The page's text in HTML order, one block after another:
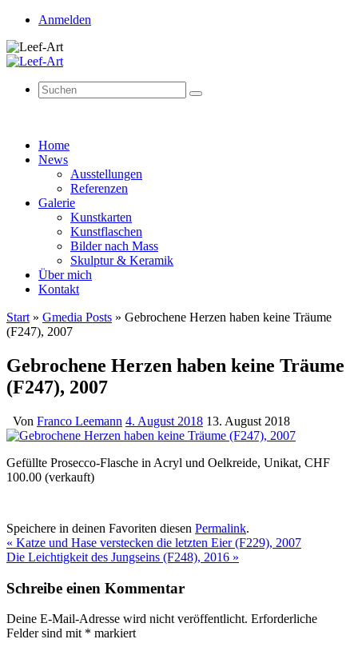
Anmelden
Suchen
nach:
Suchen
Zum
Inhalt
Home
News
Ausstellungen
Referenzen
Galerie
Kunstkarten
Kunstflaschen
Bilder nach Mass
Skulptur & Keramik
Über mich
Kontakt
Start » Gmedia Posts » Gebrochene Herzen haben keine Träume
(F247), 2007
Gebrochene Herzen haben keine Träume
(F247), 2007
Von Franco Leemann 4. August 2018 13. August 2018
Gefüllte Prosecco-Flasche in Acryl und Oelkreide, Unikat, CHF
100.00 (verkauft)
Speichere in deinen Favoriten diesen Permalink.
« Katze und Hase verstecken die letzten Eier (F229), 2007
Die Leichtigkeit des Jungseins (F248), 2016 »
Schreibe einen Kommentar
Deine E-Mail-Adresse wird nicht veröffentlicht. Erforderliche
Felder sind mit * markiert